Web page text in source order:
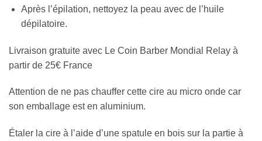
Après l’épilation, nettoyez la peau avec de l’huile
dépilatoire.
Livraison gratuite avec Le Coin Barber Mondial Relay à
partir de 25€ France
Attention de ne pas chauffer cette cire au micro onde car
son emballage est en aluminium.
Étaler la cire à l’aide d’une spatule en bois sur la partie à